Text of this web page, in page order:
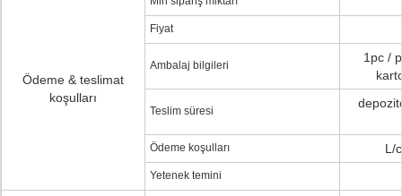
Ödeme & teslimat
koşulları
Fiyat
Ambalaj bilgileri
1pc /
Teslim süresi
Ödeme koşulları L/
Yetenek temini